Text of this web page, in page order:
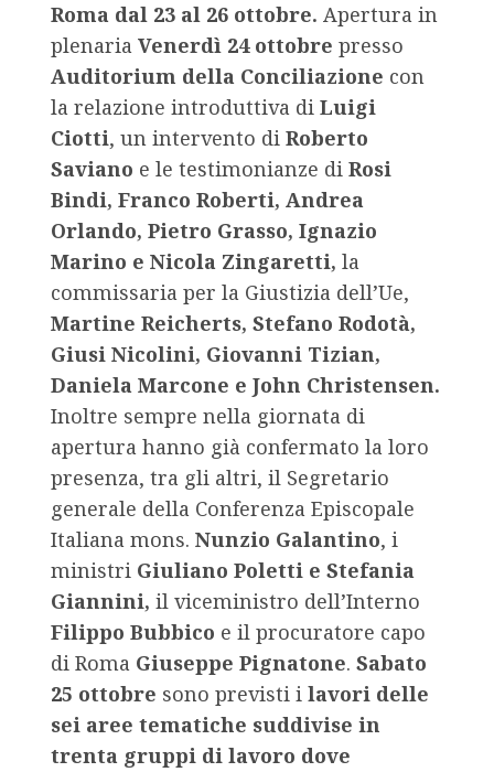
Roma dal 23 al 26 ottobre. Apertura in
plenaria Venerdì 24 ottobre presso
Auditorium della Conciliazione con
la relazione introduttiva di Luigi
Ciotti, un intervento di Roberto
Saviano e le testimonianze di Rosi
Bindi, Franco Roberti, Andrea
Orlando, Pietro Grasso, Ignazio
Marino e Nicola Zingaretti, la
commissaria per la Giustizia dell’Ue,
Martine Reicherts, Stefano Rodotà,
Giusi Nicolini, Giovanni Tizian,
Daniela Marcone e John Christensen.
Inoltre sempre nella giornata di
apertura hanno già confermato la loro
presenza, tra gli altri, il Segretario
generale della Conferenza Episcopale
Italiana mons. Nunzio Galantino, i
ministri Giuliano Poletti e Stefania
Giannini, il viceministro dell’Interno
Filippo Bubbico e il procuratore capo
di Roma Giuseppe Pignatone. Sabato
25 ottobre sono previsti i lavori delle
sei aree tematiche suddivise in
trenta gruppi di lavoro dove